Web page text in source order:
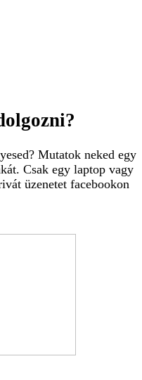
Mutatok neked egy
Csak egy laptop vagy
üzenetet facebookon